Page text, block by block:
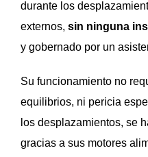
durante los
externos, sin ninguna
y gobernado por un
Su funcionamiento no
equilibrios, ni pericia
los desplazamientos, se
gracias a sus motores